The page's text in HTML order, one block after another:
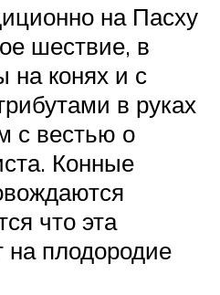
на Пасху
шествие, в
на конях и с
в руках
с вестью о
Конные
что эта
на плодородие